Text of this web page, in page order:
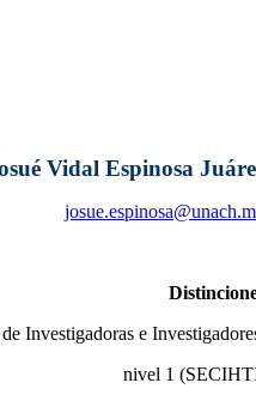
Vidal Espinosa
Investigadoras e
nivel 1